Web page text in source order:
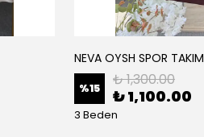
NEVA OYSH SPOR
%15 ₺ 1,300.00
₺ 1,100.00
3 Beden